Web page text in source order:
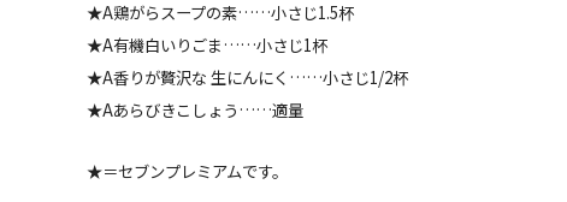
★A鶏がらスープの素……小さじ1.5杯
★A有機白いりごま……小さじ1杯
★A香りが贅沢な 生にんにく……小さじ1/2杯
★Aあらびきこしょう……適量
★＝セブンプレミアムです。